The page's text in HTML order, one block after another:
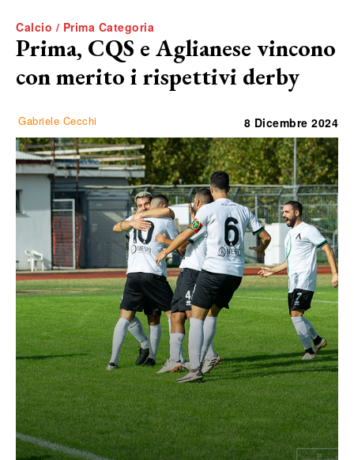
Calcio / Prima Categoria
Prima, CQS e Aglianese vincono
con merito i rispettivi derby
Gabriele Cecchi 8 Dicembre 2024